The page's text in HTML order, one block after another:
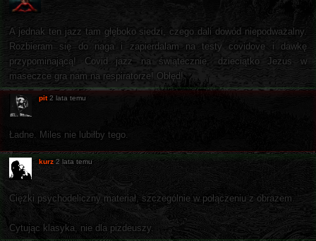
A jednak ten jazz tam głęboko siedzi, czego dali dowód niepodważalny.
Rozbieram się do naga i zapierdalam na testy covidove i dawkę
przypominającą! Covid jazz na świątecznie, dzieciątko Jezus w
maseczce gra nam na respiratorze! Obłęd!
pit 2 lata temu
Ładne. Miles nie lubiłby tego.
kurz 2 lata temu
Ciężki psychodeliczny materiał, szczególnie w połączeniu z obrazem.
Cytując klasyka, nie dla pizdeuszy.